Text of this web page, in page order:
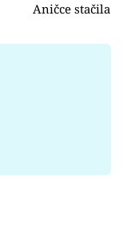
Aničce stačila